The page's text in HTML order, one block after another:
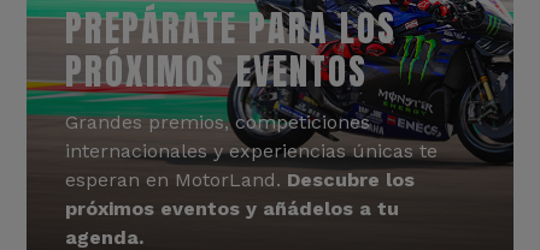
PREPÁRATE PARA LOS
PRÓXIMOS EVENTOS
Grandes premios, competiciones
internacionales y experiencias únicas te
esperan en MotorLand. Descubre los
próximos eventos y añádelos a tu
agenda.